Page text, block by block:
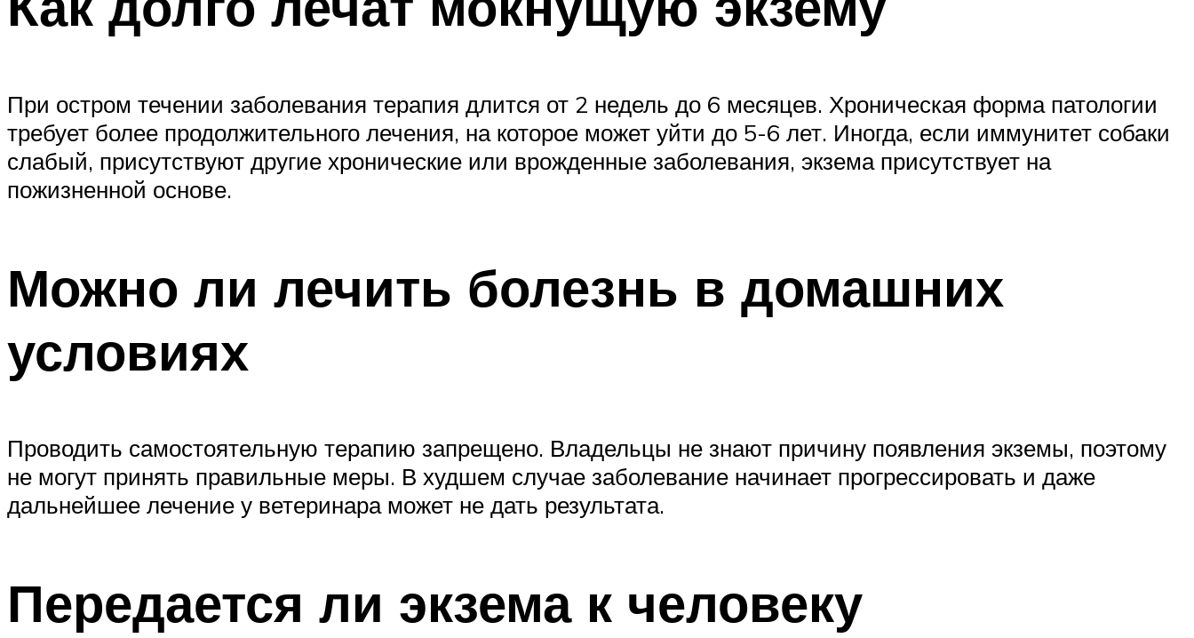
При остром течении заболевания терапия длится от 2 недель до 6 месяцев. Хроническая форма патологии
требует более продолжительного лечения, на которое может уйти до 5-6 лет. Иногда, если иммунитет собаки
слабый, присутствуют другие хронические или врожденные заболевания, экзема присутствует на
пожизненной основе.
Можно ли лечить болезнь в домашних
условиях
Проводить самостоятельную терапию запрещено. Владельцы не знают причину появления экземы, поэтому
не могут принять правильные меры. В худшем случае заболевание начинает прогрессировать и даже
дальнейшее лечение у ветеринара может не дать результата.
Передается ли экзема к человеку